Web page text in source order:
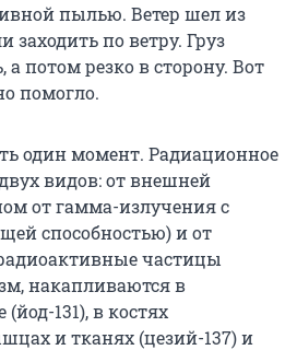
пылью. Ветер шел из
заходить по ветру. Груз
потом резко в сторону. Вот
помогло.
один момент. Радиационное
видов: от внешней
от гамма-излучения с
способностью) и от
частицы
накапливаются в
131), в костях
и тканях (цезий-137) и